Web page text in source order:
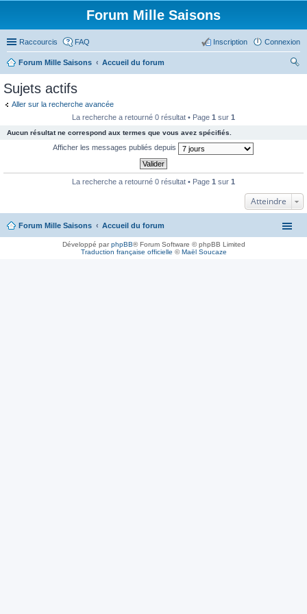
Forum Mille Saisons
Raccourcis FAQ Connexion
Inscription
Forum Mille Saisons
Accueil du forum
Sujets actifs
Aller sur la recherche avancée
La recherche a retourné 0 résultat • Page 1 sur 1
Aucun résultat ne correspond aux termes que vous avez spécifiés.
Afficher les messages publiés depuis
La recherche a retourné 0 résultat • Page 1 sur 1
Atteindre
Forum Mille Saisons Accueil du forum
Développé parphpBB® Forum Software © phpBB Limited
Traduction française officielle ©Maël Soucaze